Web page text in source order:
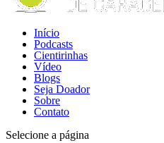
Início
Podcasts
Cientirinhas
Vídeo
Blogs
Seja Doador
Sobre
Contato
Selecione a página